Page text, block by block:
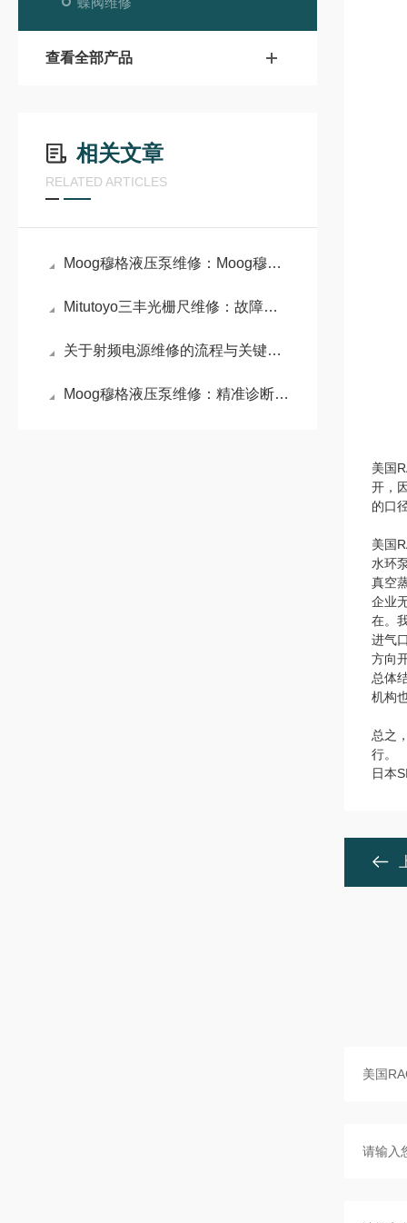
查看全部产品
相关文章
RELATED ARTICLES
Moog穆格液压泵维修：Moog穆格液压泵高性能与精密控制的代表
Mitutoyo三丰光栅尺维修：故障排查与维护实践
关于射频电源维修的流程与关键步骤介绍
Moog穆格液压泵维修：精准诊断与专业修复的艺术
美国
开，
的口
美国
水环
真空
企业
在。
进气
方向
总体
机构
总之
行。
日本